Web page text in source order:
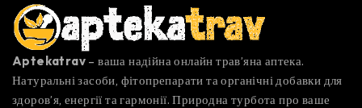
Aptekatrav – ваша надійна онлайн трав’яна аптека.
Натуральні засоби, фітопрепарати та органічні добавки для
здоров’я, енергії та гармонії. Природна турбота про ваше